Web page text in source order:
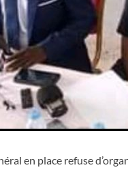
en place refuse